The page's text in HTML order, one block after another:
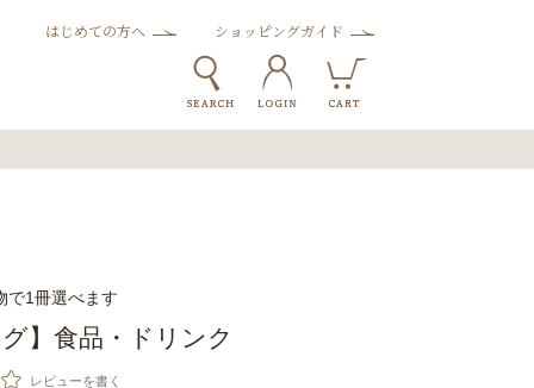
はじめての方へ ショッピングガイド
で1冊選べます
】食品・ドリンク
レビューを書く